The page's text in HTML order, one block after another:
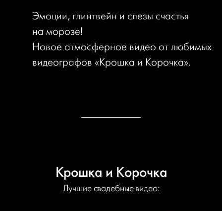
Эмоции, глинтвейн и слезы счастья
на морозе!
Новое атмосферное видео от любимых
видеографов «Крошка и Корочка».
Крошка и Корочка
Лучшие свадебные видео: